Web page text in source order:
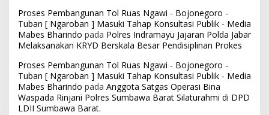
Proses Pembangunan Tol Ruas Ngawi - Bojonegoro -
Tuban [ Ngaroban ] Masuki Tahap Konsultasi Publik - Media
Mabes Bharindo pada Polres Indramayu Jajaran Polda Jabar
Melaksanakan KRYD Berskala Besar Pendisiplinan Prokes
Proses Pembangunan Tol Ruas Ngawi - Bojonegoro -
Tuban [ Ngaroban ] Masuki Tahap Konsultasi Publik - Media
Mabes Bharindo pada Anggota Satgas Operasi Bina
Waspada Rinjani Polres Sumbawa Barat Silaturahmi di DPD
LDII Sumbawa Barat.